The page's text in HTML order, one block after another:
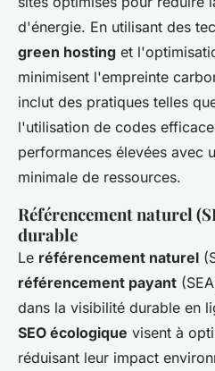
d'énergie. En utilisant des
green hosting et
minimisent l'empreinte
inclut des pratiques telles
l'utilisation de codes
performances élevées avec
minimale de ressources.
Référencement naturel
durable
Le référencement naturel
référencement payant
dans la visibilité durable en
SEO écologique visent à
réduisant leur impact